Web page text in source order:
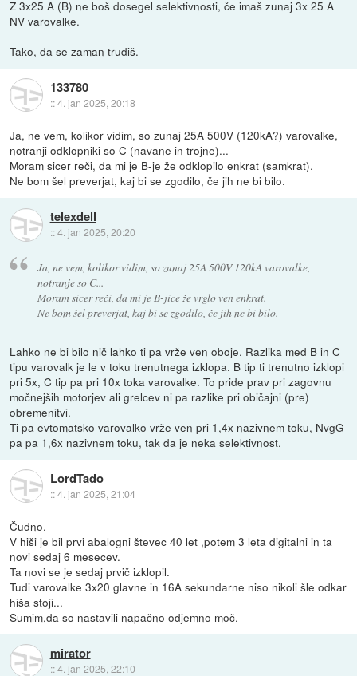
Z 3x25 A (B) ne boš dosegel selektivnosti, če imaš zunaj 3x 25 A
NV varovalke.
Tako, da se zaman trudiš.
133780
::4. jan 2025, 20:18
Ja, ne vem, kolikor vidim, so zunaj 25A 500V (120kA?) varovalke,
notranji odklopniki so C (navane in trojne)...
Moram sicer reči, da mi je B-je že odklopilo enkrat (samkrat).
Ne bom šel preverjat, kaj bi se zgodilo, če jih ne bi bilo.
telexdell
::4. jan 2025, 20:20
Ja, ne vem, kolikor vidim, so zunaj 25A 500V 120kA varovalke,
notranje so C...
Moram sicer reči, da mi je B-jice že vrglo ven enkrat.
Ne bom šel preverjat, kaj bi se zgodilo, če jih ne bi bilo.
Lahko ne bi bilo nič lahko ti pa vrže ven oboje. Razlika med B in C
tipu varovalk je le v toku trenutnega izklopa. B tip ti trenutno izklopi
pri 5x, C tip pa pri 10x toka varovalke. To pride prav pri zagovnu
močnejših motorjev ali grelcev ni pa razlike pri običajni (pre)
obremenitvi.
Ti pa evtomatsko varovalko vrže ven pri 1,4x nazivnem toku, NvgG
pa pa 1,6x nazivnem toku, tak da je neka selektivnost.
LordTado
::4. jan 2025, 21:04
Čudno.
V hiši je bil prvi abalogni števec 40 let ,potem 3 leta digitalni in ta
novi sedaj 6 mesecev.
Ta novi se je sedaj prvič izklopil.
Tudi varovalke 3x20 glavne in 16A sekundarne niso nikoli šle odkar
hiša stoji...
Sumim,da so nastavili napačno odjemno moč.
mirator
::4. jan 2025, 22:10